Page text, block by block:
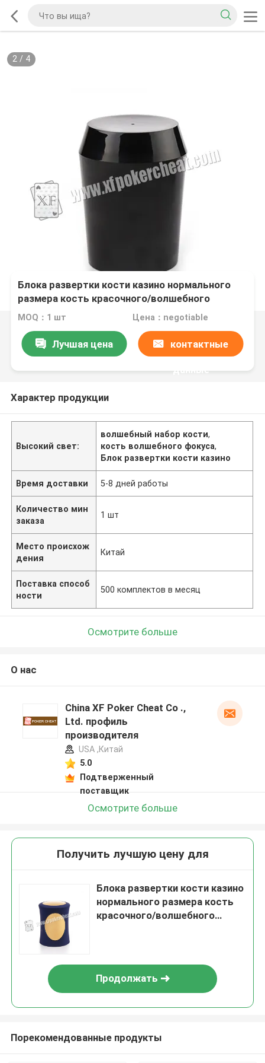
2/ 4
Блока развертки кости казино нормального
размера кость красочного/волшебного
фокуса для 2 игроков
MOQ：1 шт Цена：negotiable
Лучшая цена контактные
данные
Характер продукции
Высокий свет:
волшебный набор кости,
кость волшебного фокуса,
Блок развертки кости казино
Время доставки 5-8 дней работы
Количество мин
заказа
1 шт
Место происхож
дения
Китай
Поставка способ
ности
500 комплектов в месяц
Осмотрите больше
О нас
China XF Poker Cheat Co .,
Ltd. профиль
производителя
USA ,Китай
5.0
Подтверженный
поставщик
Осмотрите больше
Получить лучшую цену для
Блока развертки кости казино
нормального размера кость
красочного/волшебного
Продолжать
Порекомендованные продукты